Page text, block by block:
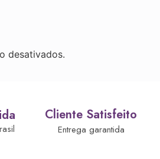
desativados.
Cliente Satisfeito
Entrega garantida